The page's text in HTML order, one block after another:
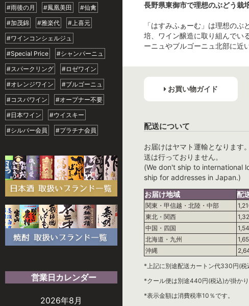
#雨後の月
#鳳凰美田
#仙禽
#加茂錦
#雅楽代
#上喜元
#ワインコンシェルジュ
#Special Price
#シャンパーニュ
#スパークリング
#ロゼワイン
#オレンジワイン
#ブルゴーニュ
#コスパワイン
#オープナー不要
#日本ワイン
#ウイスキー
#シルバー会員
#プラチナ会員
営業日カレンダー
2026年8月
長野県東御市で理想のぶどう栽
「はすみふぁーむ」は理想の
培、ワイン醸造に取り組んでい
ーニュやブルゴーニュ北部に近
お買い物ガイド
配送について
お届けはヤマト運輸となります
送は行っておりません。
(We don't ship to international
ship for addresses in Japan.)
お届け地域
配
関東・甲信越・北陸・中部
東北・関西
中国・四国
北海道・九州
沖縄
*上記に別途配送カートン代330円(税
*クール便は別途440円(税込)が掛かり
*表示金額は消費税率10％です。